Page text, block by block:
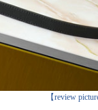
【review
下一张